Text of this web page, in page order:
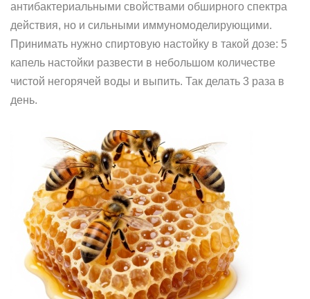
антибактериальными свойствами обширного спектра
действия, но и сильными иммуномоделирующими.
Принимать нужно спиртовую настойку в такой дозе: 5
капель настойки развести в небольшом количестве
чистой негорячей воды и выпить. Так делать 3 раза в
день.